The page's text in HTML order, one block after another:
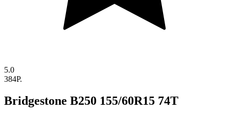
5.0
384P.
Bridgestone B250 155/60R15 74T